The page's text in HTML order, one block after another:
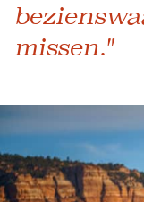
missen."